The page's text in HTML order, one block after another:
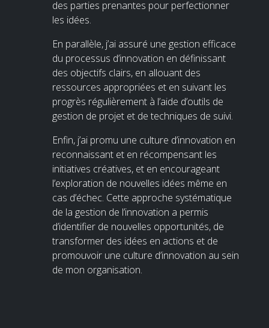
des parties prenantes pour perfectionner
les idées.
En parallèle, j’ai assuré une gestion efficace
du processus d’innovation en définissant
des objectifs clairs, en allouant des
ressources appropriées et en suivant les
progrès régulièrement à l’aide d’outils de
gestion de projet et de techniques de suivi.
Enfin, j’ai promu une culture d’innovation en
reconnaissant et en récompensant les
initiatives créatives, et en encourageant
l’exploration de nouvelles idées même en
cas d’échec. Cette approche systématique
de la gestion de l’innovation a permis
d’identifier de nouvelles opportunités, de
transformer des idées en actions et de
promouvoir une culture d’innovation au sein
de mon organisation.